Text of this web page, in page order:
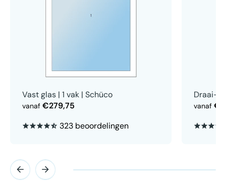
Vast glas | 1 vak | Schüco
vanaf €279,75
323 beoordelingen
Draai-
vanaf